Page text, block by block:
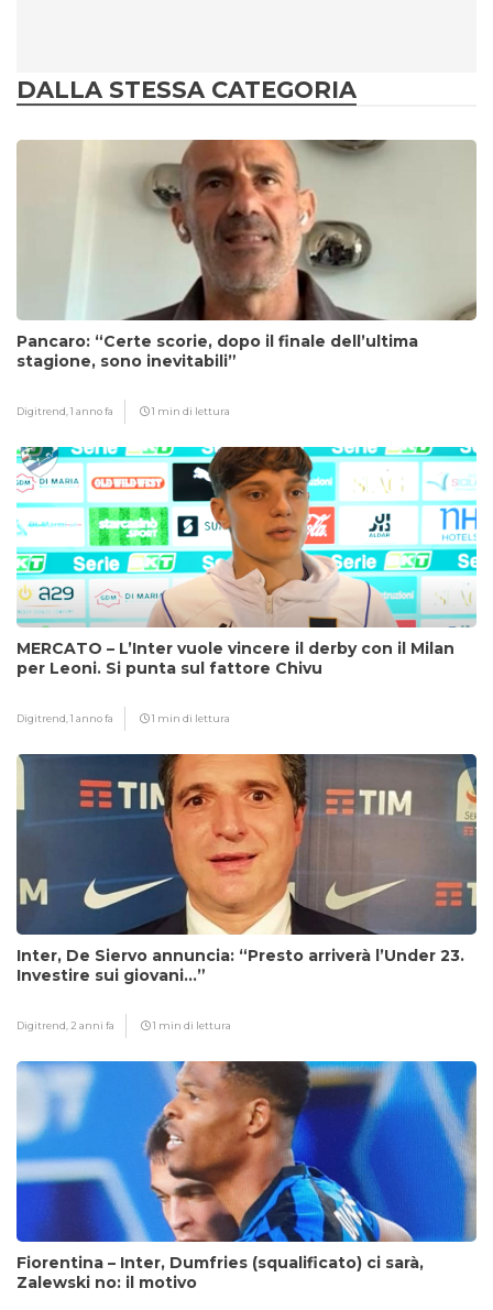
DALLA STESSA CATEGORIA
Pancaro: “Certe scorie, dopo il finale dell’ultima
stagione, sono inevitabili”
Digitrend,1 anno fa 1 min di lettura
MERCATO – L’Inter vuole vincere il derby con il Milan
per Leoni. Si punta sul fattore Chivu
Digitrend,1 anno fa 1 min di lettura
Inter, De Siervo annuncia: “Presto arriverà l’Under 23.
Investire sui giovani…”
Digitrend, 2 anni fa 1 min di lettura
Fiorentina – Inter, Dumfries (squalificato) ci sarà,
Zalewski no: il motivo